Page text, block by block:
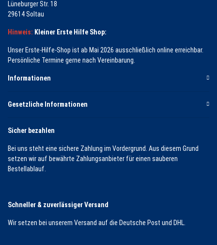
Lüneburger Str. 18
29614 Soltau
Hinweis: Kleiner Erste Hilfe Shop:
Unser Erste-Hilfe-Shop ist ab Mai 2026 ausschließlich online erreichbar.
Persönliche Termine gerne nach Vereinbarung.
Informationen
Gesetzliche Informationen
Sicher bezahlen
Bei uns steht eine sichere Zahlung im Vordergrund. Aus diesem Grund
setzen wir auf bewährte Zahlungsanbieter für einen sauberen
Bestellablauf.
Schneller & zuverlässiger Versand
Wir setzen bei unserem Versand auf die Deutsche Post und DHL.